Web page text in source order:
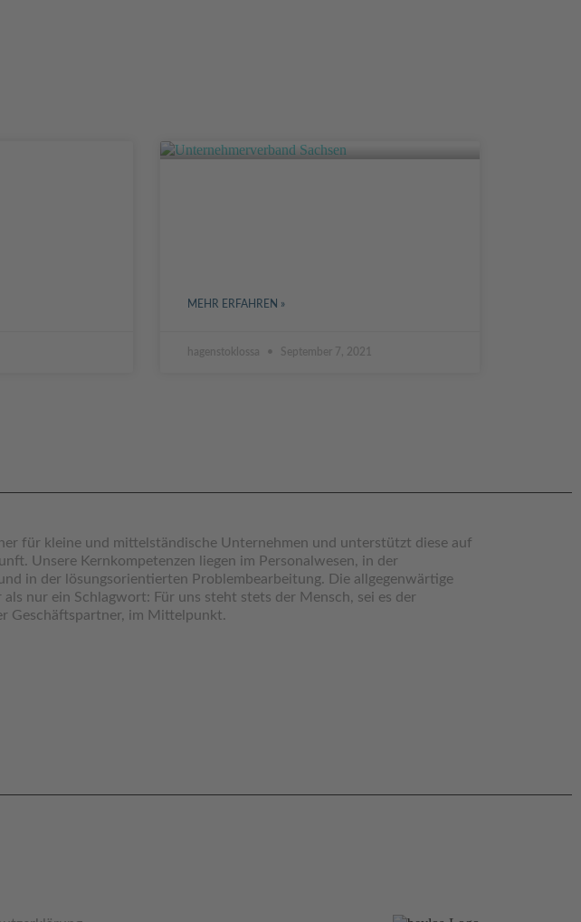
MEHR ERFAHREN »
hagenstoklossa September 7, 2021
für kleine und mittelständische Unternehmen und unterstützt diese auf
Unsere Kernkompetenzen liegen im Personalwesen, in der
in der lösungsorientierten Problembearbeitung. Die allgegenwärtige
nur ein Schlagwort: Für uns steht stets der Mensch, sei es der
Geschäftspartner, im Mittelpunkt.